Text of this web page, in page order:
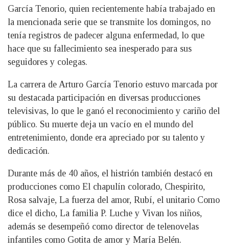
García Tenorio, quien recientemente había trabajado en
la mencionada serie que se transmite los domingos, no
tenía registros de padecer alguna enfermedad, lo que
hace que su fallecimiento sea inesperado para sus
seguidores y colegas.
La carrera de Arturo García Tenorio estuvo marcada por
su destacada participación en diversas producciones
televisivas, lo que le ganó el reconocimiento y cariño del
público. Su muerte deja un vacío en el mundo del
entretenimiento, donde era apreciado por su talento y
dedicación.
Durante más de 40 años, el histrión también destacó en
producciones como El chapulín colorado, Chespirito,
Rosa salvaje, La fuerza del amor, Rubí, el unitario Como
dice el dicho, La familia P. Luche y Vivan los niños,
además se desempeñó como director de telenovelas
infantiles como Gotita de amor y María Belén.